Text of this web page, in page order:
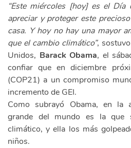
“Este miércoles [hoy] es el
apreciar y proteger este
casa. Y hoy no hay una mayor
que el cambio climático”,
Unidos, Barack Obama, el
confiar que en diciembre
(COP21) a un compromiso
incremento de GEI.
Como subrayó Obama, en la
grande del mundo es la que
climático, y ella los más
niños.